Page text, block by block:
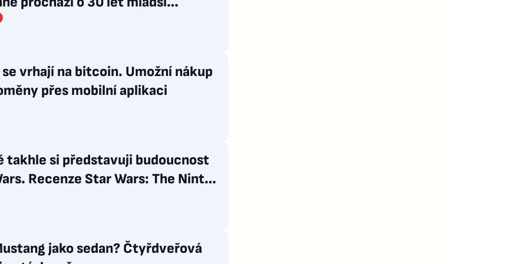
vrhají na bitcoin. Umožní nákup
přes mobilní aplikaci
takhle si představuji budoucnost
Recenze Star Wars: The Ninth
jako sedan? Čtyřdveřová